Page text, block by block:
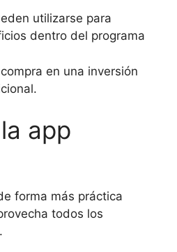
utilizarse para
dentro del programa
en una inversión
app
forma más práctica
todos los